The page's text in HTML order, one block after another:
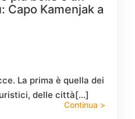
Capo Kamenjak a
La prima è quella dei
delle città[…]
Continua >